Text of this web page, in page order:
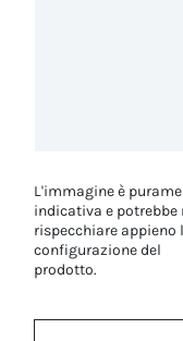
L'immagine è
indicativa e potrebbe
rispecchiare appieno
configurazione del
prodotto.